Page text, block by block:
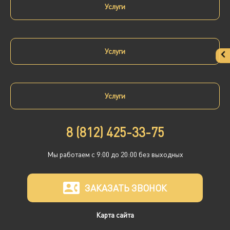
Услуги
Услуги
Услуги
8 (812) 425-33-75
Мы работаем с 9:00 до 20:00 без выходных
ЗАКАЗАТЬ ЗВОНОК
Карта сайта